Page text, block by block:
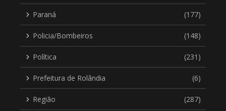
Paraná (177)
Policia/Bombeiros (148)
Política (231)
Prefeitura de Rolândia (6)
Região (287)